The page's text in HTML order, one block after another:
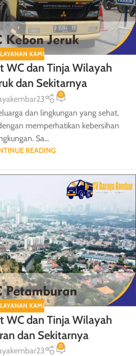
LAYANAN KAMI
WC dan Tinja Wilayah
dan Sekitarnya
0
dan lingkungan yang sehat,
memperhatikan kebersihan
Sa...
READING
LAYANAN KAMI
WC dan Tinja Wilayah
dan Sekitarnya
0